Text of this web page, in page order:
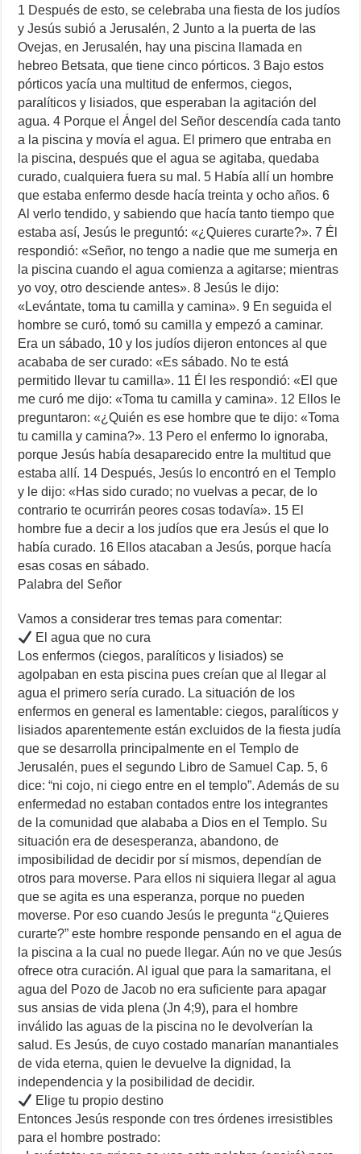
1 Después de esto, se celebraba una fiesta de los judíos
y Jesús subió a Jerusalén, 2 Junto a la puerta de las
Ovejas, en Jerusalén, hay una piscina llamada en
hebreo Betsata, que tiene cinco pórticos. 3 Bajo estos
pórticos yacía una multitud de enfermos, ciegos,
paralíticos y lisiados, que esperaban la agitación del
agua. 4 Porque el Ángel del Señor descendía cada tanto
a la piscina y movía el agua. El primero que entraba en
la piscina, después que el agua se agitaba, quedaba
curado, cualquiera fuera su mal. 5 Había allí un hombre
que estaba enfermo desde hacía treinta y ocho años. 6
Al verlo tendido, y sabiendo que hacía tanto tiempo que
estaba así, Jesús le preguntó: «¿Quieres curarte?». 7 Él
respondió: «Señor, no tengo a nadie que me sumerja en
la piscina cuando el agua comienza a agitarse; mientras
yo voy, otro desciende antes». 8 Jesús le dijo:
«Levántate, toma tu camilla y camina». 9 En seguida el
hombre se curó, tomó su camilla y empezó a caminar.
Era un sábado, 10 y los judíos dijeron entonces al que
acababa de ser curado: «Es sábado. No te está
permitido llevar tu camilla». 11 Él les respondió: «El que
me curó me dijo: «Toma tu camilla y camina». 12 Ellos le
preguntaron: «¿Quién es ese hombre que te dijo: «Toma
tu camilla y camina?». 13 Pero el enfermo lo ignoraba,
porque Jesús había desaparecido entre la multitud que
estaba allí. 14 Después, Jesús lo encontró en el Templo
y le dijo: «Has sido curado; no vuelvas a pecar, de lo
contrario te ocurrirán peores cosas todavía». 15 El
hombre fue a decir a los judíos que era Jesús el que lo
había curado. 16 Ellos atacaban a Jesús, porque hacía
esas cosas en sábado.
Palabra del Señor
Vamos a considerar tres temas para comentar:
El agua que no cura
Los enfermos (ciegos, paralíticos y lisiados) se
agolpaban en esta piscina pues creían que al llegar al
agua el primero sería curado. La situación de los
enfermos en general es lamentable: ciegos, paralíticos y
lisiados aparentemente están excluidos de la fiesta judía
que se desarrolla principalmente en el Templo de
Jerusalén, pues el segundo Libro de Samuel Cap. 5, 6
dice: “ni cojo, ni ciego entre en el templo”. Además de su
enfermedad no estaban contados entre los integrantes
de la comunidad que alababa a Dios en el Templo. Su
situación era de desesperanza, abandono, de
imposibilidad de decidir por sí mismos, dependían de
otros para moverse. Para ellos ni siquiera llegar al agua
que se agita es una esperanza, porque no pueden
moverse. Por eso cuando Jesús le pregunta “¿Quieres
curarte?” este hombre responde pensando en el agua de
la piscina a la cual no puede llegar. Aún no ve que Jesús
ofrece otra curación. Al igual que para la samaritana, el
agua del Pozo de Jacob no era suficiente para apagar
sus ansias de vida plena (Jn 4;9), para el hombre
inválido las aguas de la piscina no le devolverían la
salud. Es Jesús, de cuyo costado manarían manantiales
de vida eterna, quien le devuelve la dignidad, la
independencia y la posibilidad de decidir.
Elige tu propio destino
Entonces Jesús responde con tres órdenes irresistibles
para el hombre postrado: